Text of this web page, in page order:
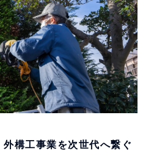
構工事業を次世代へ繋ぐ